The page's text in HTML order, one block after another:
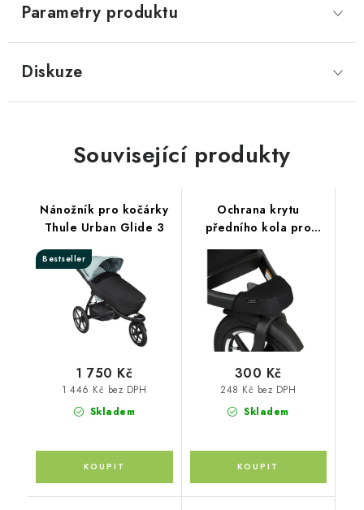
Parametry produktu
Diskuze
Související produkty
Nánožník pro kočárky
Thule Urban Glide 3
Bestseller
Skladem
1 446 Kč bez DPH
1 750 Kč
Ochrana krytu
předního kola pro
kočárky Thule
Skladem
248 Kč bez DPH
300 Kč